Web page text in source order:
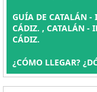
GUÍA DE CATALÁN -
CÁDIZ. , CATALÁN -
CÁDIZ.
¿CÓMO LLEGAR?